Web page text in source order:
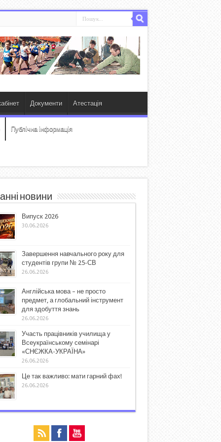
Документи Атестація
Публічна інформація
новини
Випуск 2026
30.06.2026
Завершення навчального року для
студентів групи № 25-СВ
26.06.2026
Англійська мова – не просто
предмет, а глобальний інструмент
для здобуття знань
26.06.2026
Участь працівників училища у
Всеукраїнському семінарі
«СНЄЖКА-УКРАЇНА»
26.06.2026
Це так важливо: мати гарний фах!
26.06.2026